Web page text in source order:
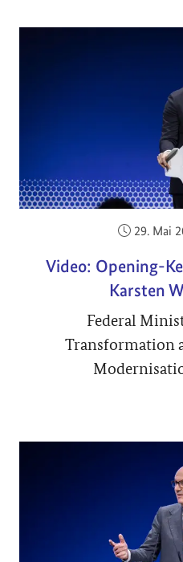
29. Mai
Video: Opening-
Karsten
Federal
Transformation